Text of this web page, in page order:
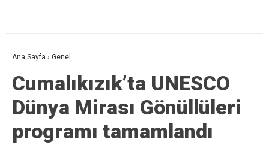
Ana Sayfa › Genel
Cumalıkızık’ta UNESCO
Dünya Mirası Gönüllüleri
programı tamamlandı